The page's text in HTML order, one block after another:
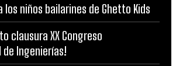
los niños bailarines de Ghetto Kids
clausura XX Congreso
Ingenierías!